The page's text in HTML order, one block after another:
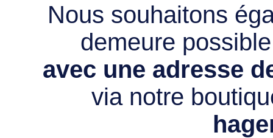
Nous souhaitons
demeure
avec une adresse
via notre